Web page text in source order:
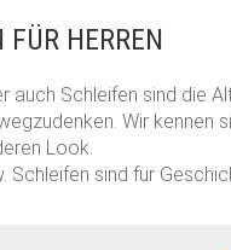
FÜR HERREN
auch Schleifen sind die
Wir kennen
Look.
Schleifen sind für